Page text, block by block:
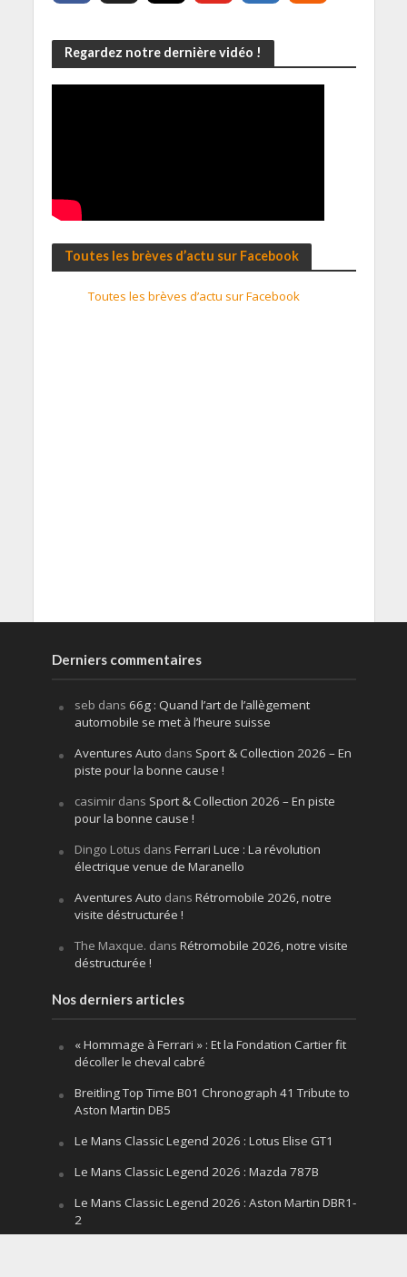
Regardez notre dernière vidéo !
Toutes les brèves d’actu sur Facebook
Toutes les brèves d’actu sur Facebook
Derniers commentaires
seb dans 66g : Quand l’art de l’allègement
automobile se met à l’heure suisse
Aventures Auto dans Sport & Collection 2026 – En
piste pour la bonne cause !
casimirdans Sport & Collection 2026 – En piste
pour la bonne cause !
Dingo Lotus dans Ferrari Luce : La révolution
électrique venue de Maranello
Aventures Auto dans Rétromobile 2026, notre
visite déstructurée !
The Maxque. dans Rétromobile 2026, notre visite
déstructurée !
Nos derniers articles
« Hommage à Ferrari » : Et la Fondation Cartier fit
décoller le cheval cabré
Breitling Top Time B01 Chronograph 41 Tribute to
Aston Martin DB5
Le Mans Classic Legend 2026 : Lotus Elise GT1
Le Mans Classic Legend 2026 : Mazda 787B
Le Mans Classic Legend 2026 : Aston Martin DBR1-
2